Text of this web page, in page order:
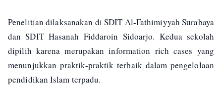
Penelitian dilaksanakan di SDIT Al-Fathimiyyah Surabaya
dan SDIT Hasanah Fiddaroin Sidoarjo. Kedua sekolah
dipilih karena merupakan information rich cases yang
menunjukkan praktik-praktik terbaik dalam pengelolaan
pendidikan Islam terpadu.